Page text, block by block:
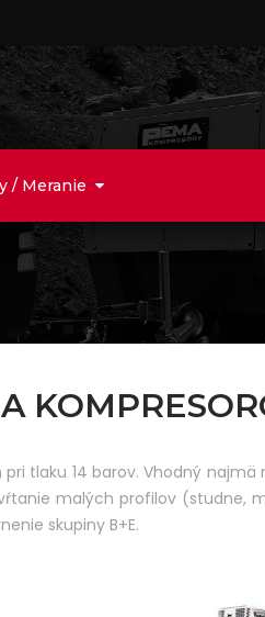
/ Meranie
pri tlaku 14 barov. Vhodný
malých profilov (studne,
skupiny B+E.